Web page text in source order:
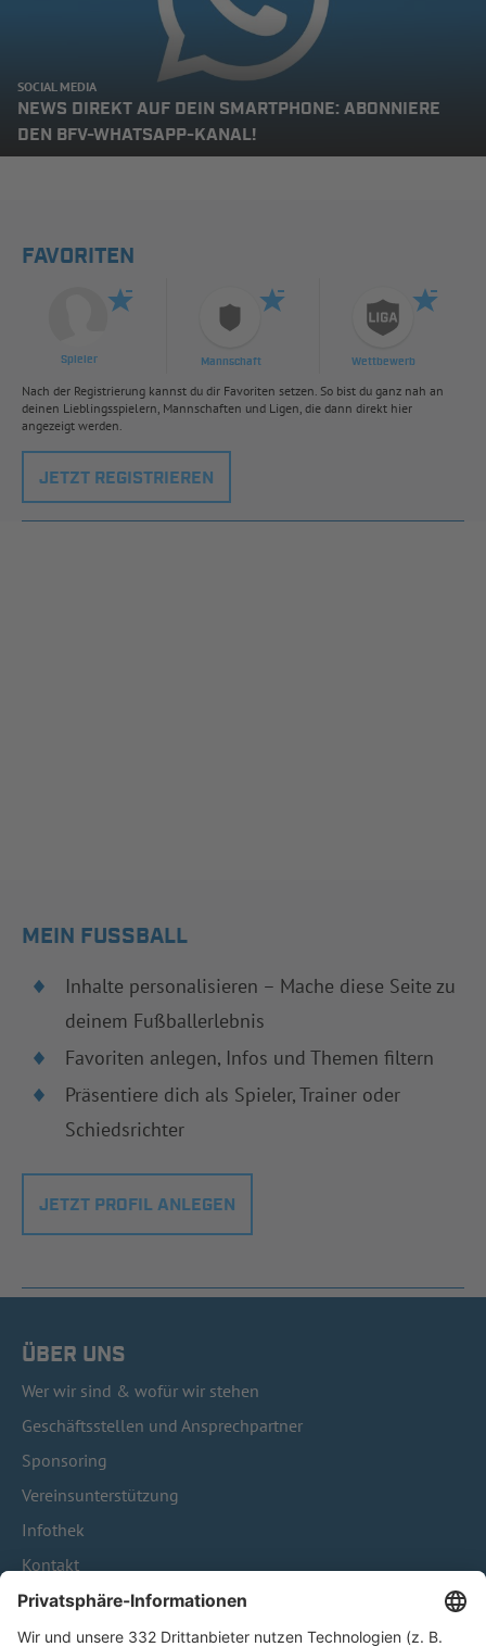
SOCIAL MEDIA
NEWS DIREKT AUF DEIN SMARTPHONE: ABONNIERE
DEN BFV-WHATSAPP-KANAL!
FAVORITEN
Spieler Mannschaft Wettbewerb
Nach der Registrierung kannst du dir Favoriten setzen. So bist du ganz nah an
deinen Lieblingsspielern, Mannschaften und Ligen, die dann direkt hier
angezeigt werden.
JETZT REGISTRIEREN
MEIN FUSSBALL
Inhalte personalisieren – Mache diese Seite zu
deinem Fußballerlebnis
Favoriten anlegen, Infos und Themen filtern
Präsentiere dich als Spieler, Trainer oder
Schiedsrichter
JETZT PROFIL ANLEGEN
ÜBER UNS
Wer wir sind & wofür wir stehen
Geschäftsstellen und Ansprechpartner
Sponsoring
Vereinsunterstützung
Infothek
Kontakt
HÄUFIG BESUCHTE SEITEN